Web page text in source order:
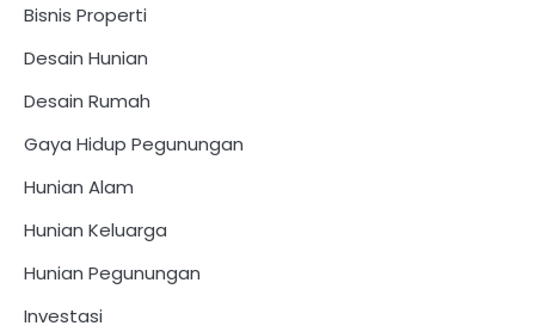
Bisnis Properti
Desain Hunian
Desain Rumah
Gaya Hidup Pegunungan
Hunian Alam
Hunian Keluarga
Hunian Pegunungan
Investasi